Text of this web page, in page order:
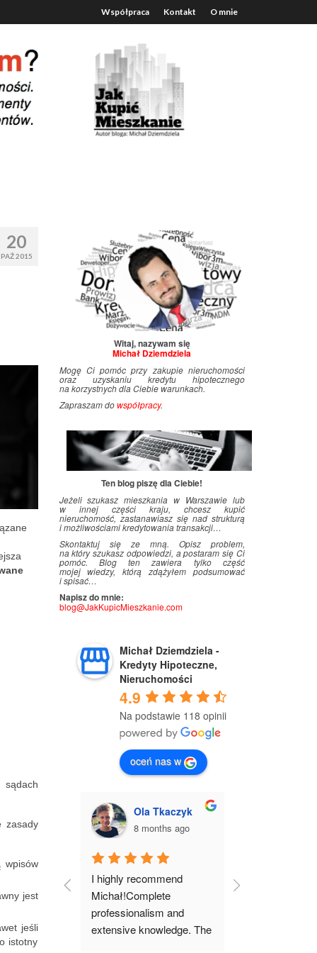
Współpraca Kontakt O mnie
20
PAŹ 2015
zasady
wpisów
jest
jeśli
istotny
Witaj, nazywam się
Michał Dziemdziela
Mogę Ci pomóc przy zakupie nieruchomości
oraz uzyskaniu kredytu hipotecznego
na korzystnych dla Ciebie warunkach.
Zapraszam do współpracy.
Ten blog piszę dla Ciebie!
Jeżeli szukasz mieszkania w Warszawie lub
w innej części kraju, chcesz kupić
nieruchomość, zastanawiasz się nad strukturą
i.możliwościami kredytowania transakcji…
Skontaktuj się ze mną. Opisz problem,
na który szukasz odpowiedzi, a postaram się Ci
pomóc. Blog ten zawiera tylko część
mojej wiedzy, którą zdążyłem podsumować
i.spisać…
Napisz do mnie:
blog@JakKupicMieszkanie.com
Michał Dziemdziela -
Kredyty Hipoteczne,
Nieruchomości
4.9
Na podstawie 118 opinii
oceń nas w
ago
The
very
Justyna Drwięga
8 months ago
I wholeheartedly
recommend working with
Michał!From our first
meeting, he earned my